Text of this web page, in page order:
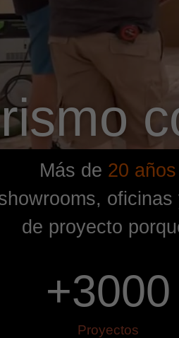
Más de 20 años
de proyecto
Proyectos
+3000